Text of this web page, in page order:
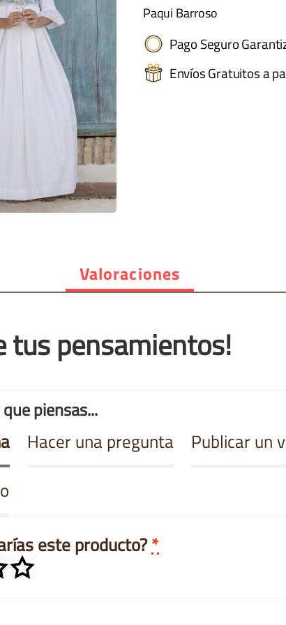
Paqui Barroso
Pago Seguro
Envíos Gratuitos a
Valoraciones
tus pensamientos!
piensas...
Hacer una pregunta
Publicar un
este producto?*